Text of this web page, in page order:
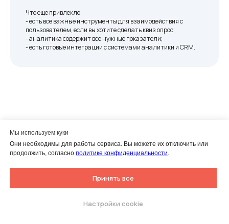
Мы используем куки
Они необходимы для работы сервиса. Вы можете их отключить или
продолжить, согласно политике конфиденциальности.
Принять все
Настройки cookie
Попробуйте собрать свой
Квизы: 100 в месяц
Заявки: 1 500 в месяц
Что еще привлекло:
- есть все важные инструменты для взаимодействия с
пользователем, если вы хотите сделать квиз опрос;
- аналитика содержит все нужные показатели;
- есть готовые интеграции с системами аналитики и CRM.
Читать остальные 20+ отзывов